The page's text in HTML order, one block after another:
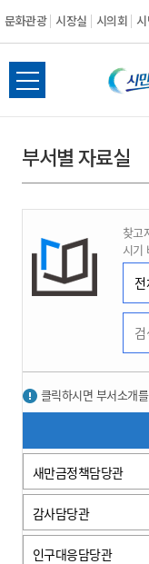
문화관광 시장실 시의회
전
체
뉴
열
부서별 자료실
찾고
시기
클릭하시면 부서소개
새만금정책담당관
감사담당관
인구대응담당관